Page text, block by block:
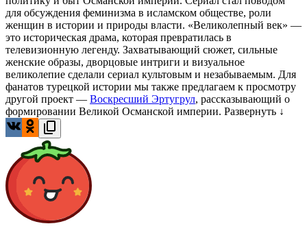
для обсуждения феминизма в исламском обществе, роли
женщин в истории и природы власти. «Великолепный век» —
это историческая драма, которая превратилась в
телевизионную легенду. Захватывающий сюжет, сильные
женские образы, дворцовые интриги и визуальное
великолепие сделали сериал культовым и незабываемым. Для
фанатов турецкой истории мы также предлагаем к просмотру
другой проект — Воскресший Эртугрул, рассказывающий о
формировании Великой Османской империи. Развернуть ↓